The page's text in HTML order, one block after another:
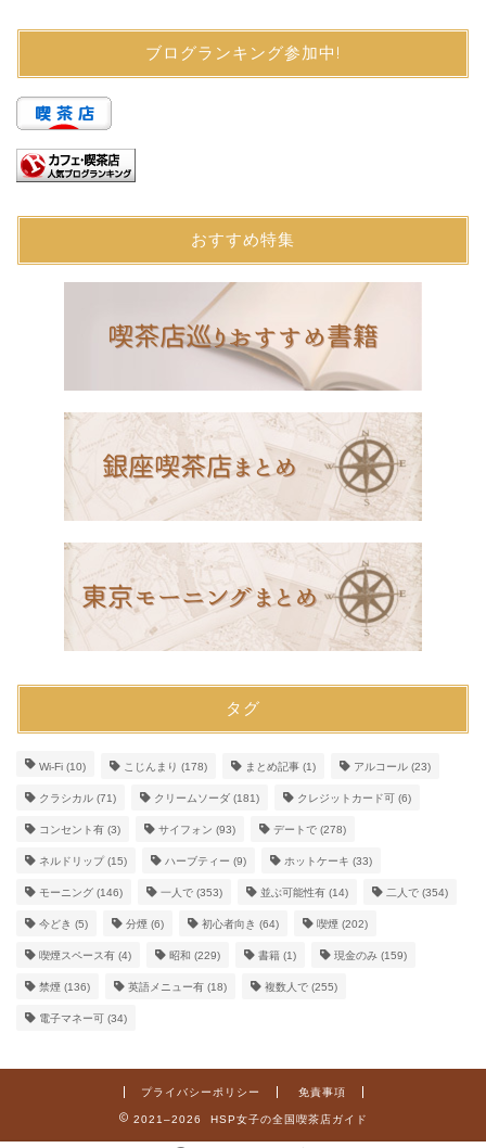
ブログランキング参加中!
おすすめ特集
タグ
Wi-Fi (10) こじんまり (178) まとめ記事 (1) アルコール (23)
クラシカル (71) クリームソーダ (181) クレジットカード可 (6)
コンセント有 (3) サイフォン (93) デートで (278)
ネルドリップ(15) ハーブティー (9) ホットケーキ (33)
モーニング (146) 一人で (353) 並ぶ可能性有 (14) 二人で (354)
今どき (5) 分煙 (6) 初心者向き (64) 喫煙 (202)
喫煙スペース有 (4) 昭和 (229) 書籍 (1) 現金のみ (159)
禁煙 (136) 英語メニュー有 (18) 複数人で (255)
電子マネー可 (34)
プライバシーポリシー 免責事項
2021–2026 HSP女子の全国喫茶店ガイド